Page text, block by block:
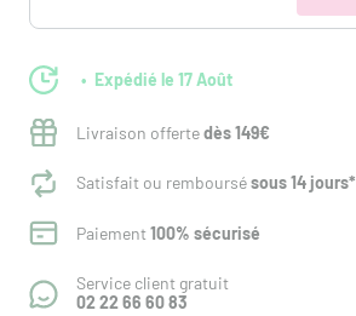
Expédié le 17 Août
Livraison offertedès 149€
Satisfait ou remboursésous 14 jours*
Paiement100% sécurisé
Service client gratuit
02 22 66 60 83